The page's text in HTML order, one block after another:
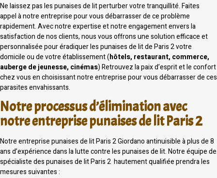
Ne laissez pas les punaises de lit perturber votre tranquillité. Faites
appel à notre entreprise pour vous débarrasser de ce problème
rapidement. Avec notre expertise et notre engagement envers la
satisfaction de nos clients, nous vous offrons une solution efficace et
personnalisée pour éradiquer les punaises de lit de Paris 2 votre
domicile ou de votre établissement (hôtels, restaurant, commerce,
auberge de jeunesse, cinémas) Retrouvez la paix d’esprit et le confort
chez vous en choisissant notre entreprise pour vous débarrasser de ces
parasites envahissants.
Notre processus d’élimination avec
notre entreprise punaises de lit Paris 2
Notre entreprise punaises de lit Paris 2 Giordano antinuisible à plus de 8
ans d’expérience dans la lutte contre les punaises de lit. Notre équipe de
spécialiste des punaises de lit Paris 2 hautement qualifiée prendra les
mesures suivantes :